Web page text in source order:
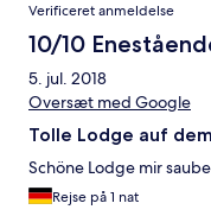
Verificeret anmeldelse
10/10
5. jul. 2018
Oversæt med Google
Tolle Lodge auf
Schöne Lodge mir
Rejse på 1 nat